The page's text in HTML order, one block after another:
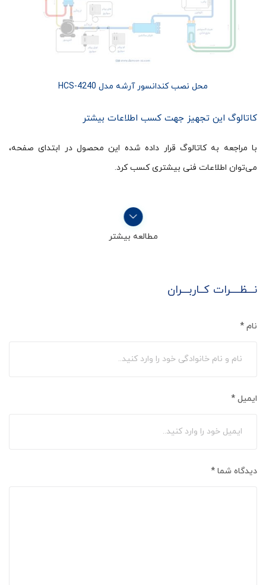
محل نصب کندانسور آرشه مدل HCS-4240
کاتالوگ این تجهیز جهت کسب اطلاعات بیشتر
با مراجعه به کاتالوگ قرار داده شده این محصول در ابتدای صفحه،
می‌توان اطلاعات فنی بیشتری کسب کرد.
مطالعه بیشتر
نـــظــــرات کــاربـــران
نام *
ایمیل *
دیدگاه شما *